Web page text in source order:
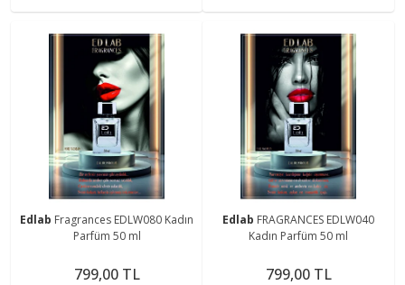
Edlab Fragrances EDLW080 Kadın
Parfüm 50 ml
799,00 TL
Edlab FRAGRANCES EDLW040
Kadın Parfüm 50 ml
799,00 TL